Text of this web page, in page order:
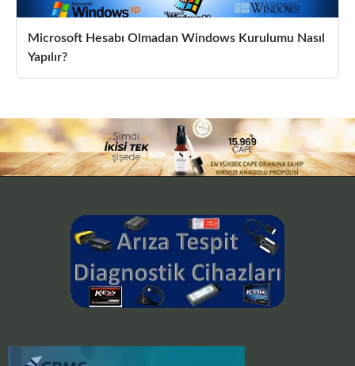
Microsoft Hesabı Olmadan Windows Kurulumu Nasıl
Yapılır?